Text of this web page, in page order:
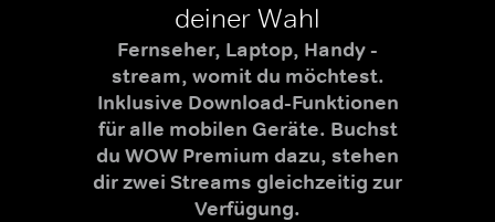
deiner Wahl
Fernseher, Laptop, Handy -
stream, womit du möchtest.
Inklusive Download-Funktionen
für alle mobilen Geräte. Buchst
du WOW Premium dazu, stehen
dir zwei Streams gleichzeitig zur
Verfügung.